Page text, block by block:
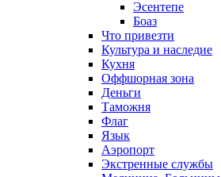
Эсентепе
Боаз
Что привезти
Культура и наследие
Кухня
Оффшорная зона
Деньги
Таможня
Флаг
Язык
Аэропорт
Экстренные службы